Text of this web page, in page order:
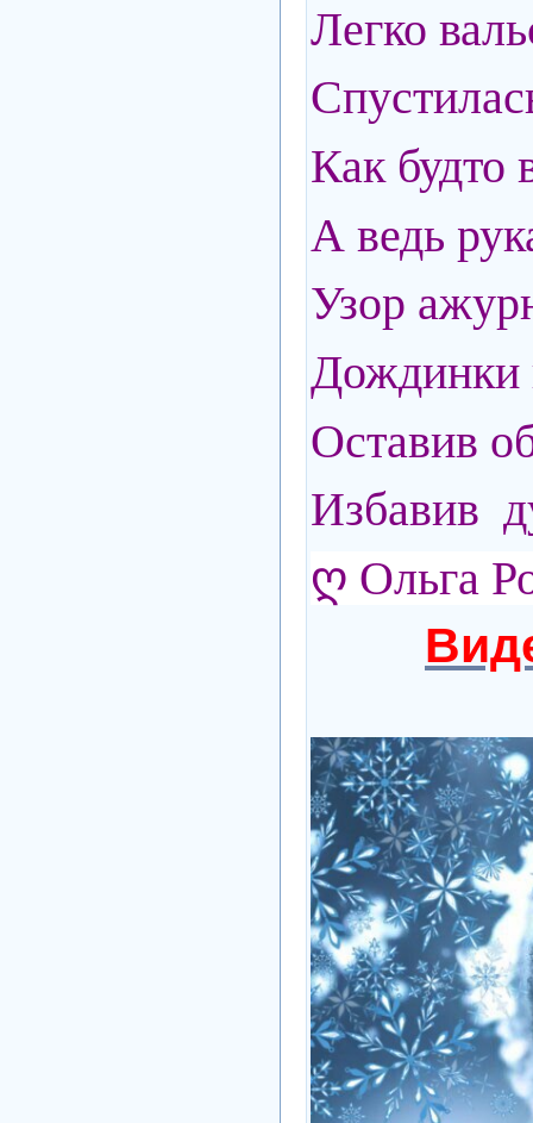
Легко
Как будто
А ведь
Узор
Дождинки
Оставив
Избавив
ღ Ольга